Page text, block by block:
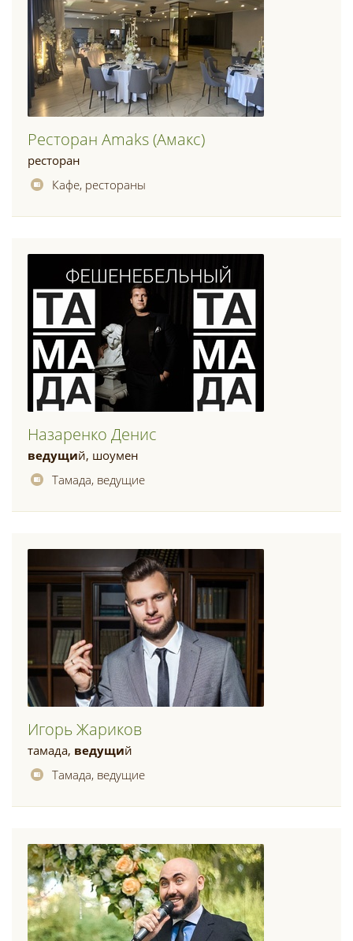
Ресторан Amaks (амакс)
ресторан
Кафе, рестораны
Назаренко Денис
ведущий, шоумен
Тамада, ведущие
Игорь Жариков
тамада, ведущий
Тамада, ведущие